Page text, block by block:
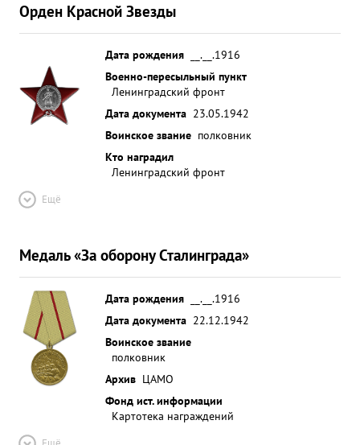
Орден Красной Звезды
Дата рождения
__.__.1916
Военно-пересыльный пункт
Ленинградский фронт
Дата документа 23.05.1942
Воинское звание полковник
Кто наградил
Ленинградский фронт
Ещё
Медаль «За оборону Сталинграда»
Дата рождения
__.__.1916
Дата документа 22.12.1942
Воинское звание
полковник
Архив ЦАМО
Фонд ист. информации
Картотека награждений